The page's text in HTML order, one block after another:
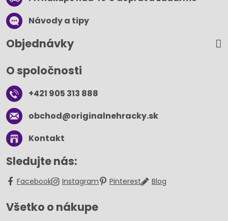
Návody a tipy
Objednávky
O spoločnosti
+421 905 313 888
obchod​@originalnehracky​.sk
Kontakt
Sledujte nás:
Facebook Instagram Pinterest Blog
Všetko o nákupe